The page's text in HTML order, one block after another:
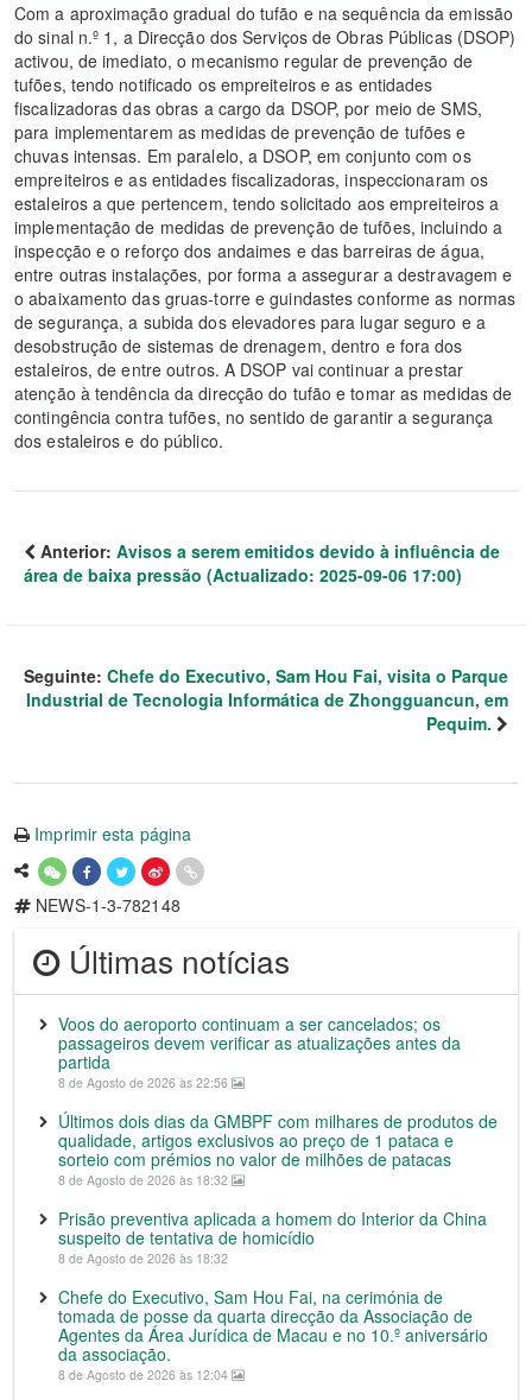
Com a aproximação gradual do tufão e na sequência da emissão
do sinal n.º 1, a Direcção dos Serviços de Obras Públicas (DSOP)
activou, de imediato, o mecanismo regular de prevenção de
tufões, tendo notificado os empreiteiros e as entidades
fiscalizadoras das obras a cargo da DSOP, por meio de SMS,
para implementarem as medidas de prevenção de tufões e
chuvas intensas. Em paralelo, a DSOP, em conjunto com os
empreiteiros e as entidades fiscalizadoras, inspeccionaram os
estaleiros a que pertencem, tendo solicitado aos empreiteiros a
implementação de medidas de prevenção de tufões, incluindo a
inspecção e o reforço dos andaimes e das barreiras de água,
entre outras instalações, por forma a assegurar a destravagem e
o abaixamento das gruas-torre e guindastes conforme as normas
de segurança, a subida dos elevadores para lugar seguro e a
desobstrução de sistemas de drenagem, dentro e fora dos
estaleiros, de entre outros. A DSOP vai continuar a prestar
atenção à tendência da direcção do tufão e tomar as medidas de
contingência contra tufões, no sentido de garantir a segurança
dos estaleiros e do público.
Anterior: Avisos a serem emitidos devido à influência de
área de baixa pressão (Actualizado: 2025-09-06 17:00)
Seguinte: Chefe do Executivo, Sam Hou Fai, visita o Parque
Industrial de Tecnologia Informática de Zhongguancun, em
Pequim.
Imprimir esta página
NEWS-1-3-782148
Últimas notícias
Voos do aeroporto continuam a ser cancelados; os
passageiros devem verificar as atualizações antes da
partida
8 de Agosto de 2026 às 22:56
Últimos dois dias da GMBPF com milhares de produtos de
qualidade, artigos exclusivos ao preço de 1 pataca e
sorteio com prémios no valor de milhões de patacas
8 de Agosto de 2026 às 18:32
Prisão preventiva aplicada a homem do Interior da China
suspeito de tentativa de homicídio
8 de Agosto de 2026 às 18:32
Chefe do Executivo, Sam Hou Fai, na cerimónia de
tomada de posse da quarta direcção da Associação de
Agentes da Área Jurídica de Macau e no 10.º aniversário
da associação.
8 de Agosto de 2026 às 12:04